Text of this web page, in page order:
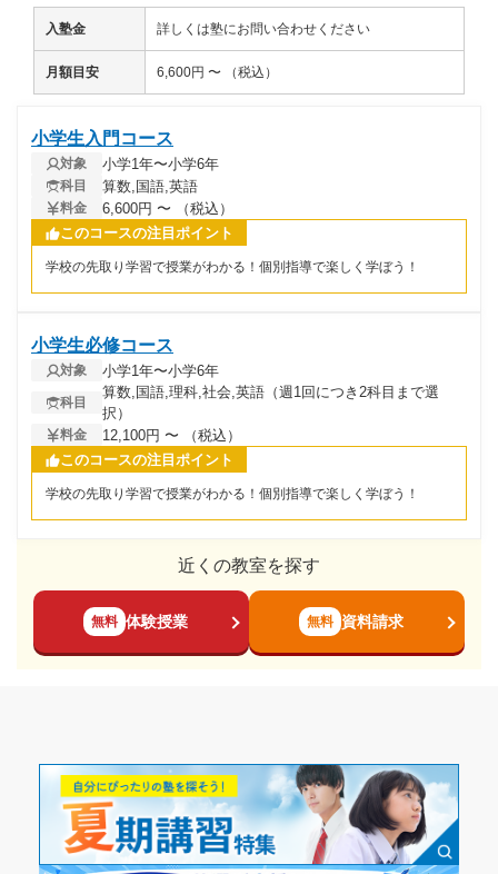
入塾金 詳しくは塾にお問い合わせください
月額目安 6,600円 〜 （税込）
小学生入門コース
対象 小学1年〜小学6年
科目 算数,国語,英語
料金
6,600円 〜 （税込）
このコースの注目ポイント
学校の先取り学習で授業がわかる！個別指導で楽しく学ぼう！
小学生必修コース
対象 小学1年〜小学6年
科目
算数,国語,理科,社会,英語（週1回につき2科目まで選
択）
料金
12,100円 〜 （税込）
このコースの注目ポイント
学校の先取り学習で授業がわかる！個別指導で楽しく学ぼう！
近くの教室を探す
無料 体験授業 無料 資料請求